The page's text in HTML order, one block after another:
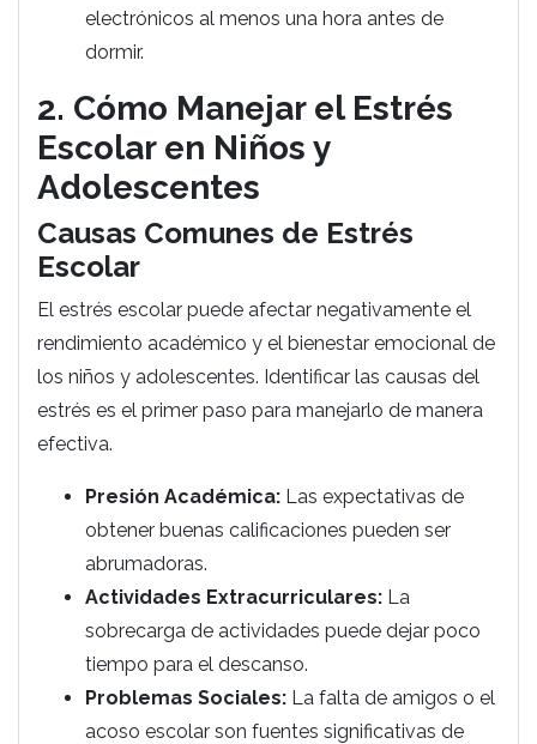
electrónicos al menos una hora antes de
dormir.
2. Cómo Manejar el Estrés
Escolar en Niños y
Adolescentes
Causas Comunes de Estrés
Escolar
El estrés escolar puede afectar negativamente el
rendimiento académico y el bienestar emocional de
los niños y adolescentes. Identificar las causas del
estrés es el primer paso para manejarlo de manera
efectiva.
Presión Académica: Las expectativas de
obtener buenas calificaciones pueden ser
abrumadoras.
Actividades Extracurriculares: La
sobrecarga de actividades puede dejar poco
tiempo para el descanso.
Problemas Sociales: La falta de amigos o el
acoso escolar son fuentes significativas de